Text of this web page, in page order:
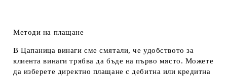
Методи на плащане
В Цапаница винаги сме смятали, че удобството за
клиента винаги трябва да бъде на първо място. Можете
да изберете директно плащане с дебитна или кредитна